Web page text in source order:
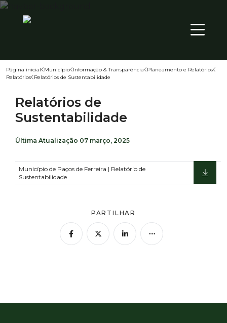
Território
Município
Atualidade
29º PT
Página inicial Município Informação & Transparência
Planeamento e Relatórios
Relatórios Relatórios de Sustentabilidade
Relatórios de
Sustentabilidade
Última Atualização 07 março, 2025
Município de Paços de Ferreira | Relatório de
Sustentabilidade
PARTILHAR